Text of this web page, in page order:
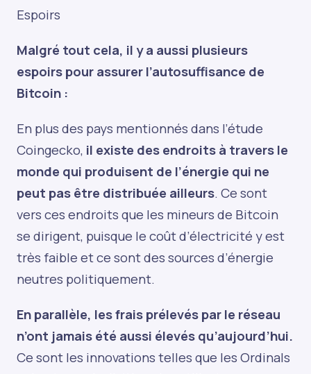
Espoirs
Malgré tout cela, il y a aussi plusieurs
espoirs pour assurer l’autosuffisance de
Bitcoin :
En plus des pays mentionnés dans l’étude
Coingecko, il existe des endroits à travers le
monde qui produisent de l’énergie qui ne
peut pas être distribuée ailleurs. Ce sont
vers ces endroits que les mineurs de Bitcoin
se dirigent, puisque le coût d’électricité y est
très faible et ce sont des sources d’énergie
neutres politiquement.
En parallèle, les frais prélevés par le réseau
n’ont jamais été aussi élevés qu’aujourd’hui.
Ce sont les innovations telles que les Ordinals